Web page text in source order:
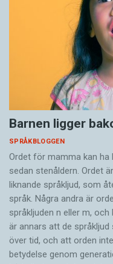
Barnen ligger
SPRÅKBLOGGEN
Ordet för mamma kan
sedan stenåldern. Ordet
liknande språkljud, som
språk. Några andra är
språkljuden n eller m,
är annars att de
över tid, och att orden
betydelse genom